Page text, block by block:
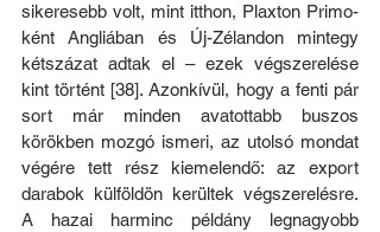
sikeresebb volt, mint itthon, Plaxton Primo-
ként Angliában és Új-Zélandon mintegy
kétszázat adtak el – ezek végszerelése
kint történt [38]. Azonkívül, hogy a fenti pár
sort már minden avatottabb buszos
körökben mozgó ismeri, az utolsó mondat
végére tett rész kiemelendő: az export
darabok külföldön kerültek végszerelésre.
A hazai harminc példány legnagyobb